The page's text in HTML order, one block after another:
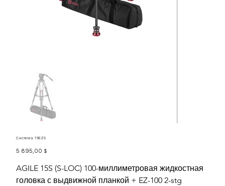
Система 15EZS
Цена
5 895,00 $
AGILE 15S (S-LOC) 100-миллиметровая жидкостная
головка с выдвижной планкой + EZ-100 2-stg